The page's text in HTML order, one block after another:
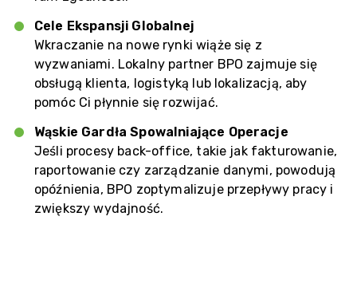
Cele Ekspansji Globalnej
Wkraczanie na nowe rynki wiąże się z
wyzwaniami. Lokalny partner BPO zajmuje się
obsługą klienta, logistyką lub lokalizacją, aby
pomóc Ci płynnie się rozwijać.
Wąskie Gardła Spowalniające Operacje
Jeśli procesy back-office, takie jak fakturowanie,
raportowanie czy zarządzanie danymi, powodują
opóźnienia, BPO zoptymalizuje przepływy pracy i
zwiększy wydajność.